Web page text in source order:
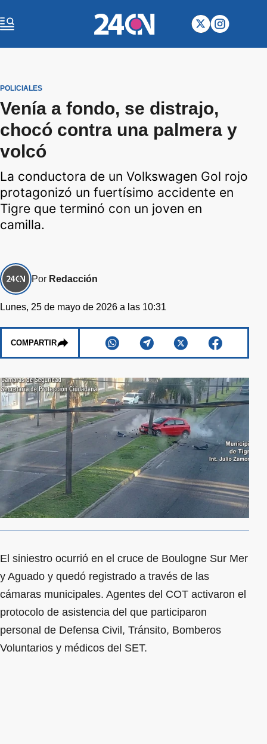
POLICIALES
Venía a fondo, se distrajo,
chocó contra una palmera y
volcó
La conductora de un Volkswagen Gol rojo
protagonizó un fuertísimo accidente en
Tigre que terminó con un joven en
camilla.
Por Redacción
Lunes, 25 de mayo de 2026 a las 10:31
COMPARTIR
El siniestro ocurrió en el cruce de Boulogne Sur Mer
y Aguado y quedó registrado a través de las
cámaras municipales. Agentes del COT activaron el
protocolo de asistencia del que participaron
personal de Defensa Civil, Tránsito, Bomberos
Voluntarios y médicos del SET.